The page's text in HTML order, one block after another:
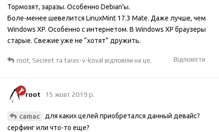
Тормозят, заразы. Особенно Debian’ы.
Боле-менее шевелится LinuxMint 17.3 Mate. Даже лучше, чем
Windows XP. Особенно с интернетом. В Windows XP браузеры
старые. Свежие уже не “хотят” дружить.
Відповісти
root Secreet та taras-v-koval відповіли на це.
root 15 жовт 2019 р.
camac
для каких целей приобретался данный девайс?
серфинг или что-то еще?